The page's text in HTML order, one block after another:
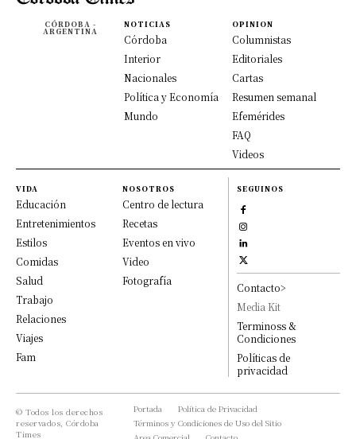
CÓRDOBA -
ARGENTINA
NOTICIAS
Córdoba
Interior
Nacionales
Política y Economía
Mundo
OPINION
Columnistas
Editoriales
Cartas
Resumen semanal
Efemérides
FAQ
Videos
VIDA
Educación
Entretenimientos
Estilos
Comidas
Salud
Trabajo
Relaciones
Viajes
Fam
NOSOTROS
Centro de lectura
Recetas
Eventos en vivo
Video
Fotografía
SEGUINOS
Contacto>
Media Kit
Terminoss &
Condiciones
Políticas de
privacidad
© Todos los derechos
reservados, Córdoba
Times
Portada
Política de Privacidad
Términos y Condiciones de Uso del Sitio